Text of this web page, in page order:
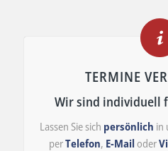
TERMINE
Wir sind individuell
Lassen Sie sich persönlich in
perTelefon, E-Mail oder